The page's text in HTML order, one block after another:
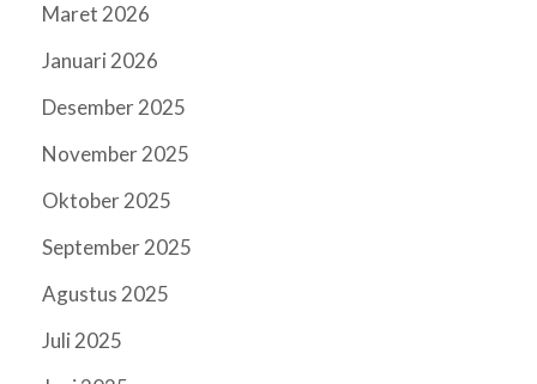
Maret 2026
Januari 2026
Desember 2025
November 2025
Oktober 2025
September 2025
Agustus 2025
Juli 2025